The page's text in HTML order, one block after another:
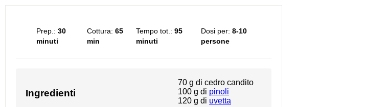
Prep.: 30
minuti
Cottura: 65
min
Tempo tot.: 95
minuti
Dosi per: 8-10
persone
Ingredienti
70 g di cedro candito
100 g di pinoli
120 g di uvetta